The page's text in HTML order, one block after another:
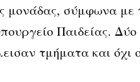
μονάδας, σύμφωνα
Παιδείας.
τμήματα και όχι